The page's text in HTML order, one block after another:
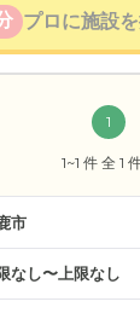
プロに施設
1
1~1 件 全 1
市
なし〜上限なし